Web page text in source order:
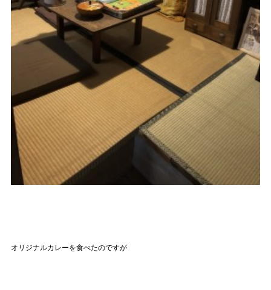
オリジナルカレーを食べたのですが